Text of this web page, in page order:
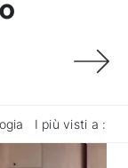
I più visti a :